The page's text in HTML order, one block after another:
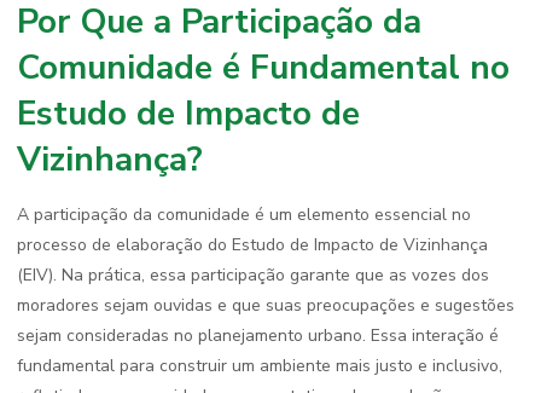
Por Que a Participação da
Comunidade é Fundamental no
Estudo de Impacto de
Vizinhança?
A participação da comunidade é um elemento essencial no
processo de elaboração do Estudo de Impacto de Vizinhança
(EIV). Na prática, essa participação garante que as vozes dos
moradores sejam ouvidas e que suas preocupações e sugestões
sejam consideradas no planejamento urbano. Essa interação é
fundamental para construir um ambiente mais justo e inclusivo,